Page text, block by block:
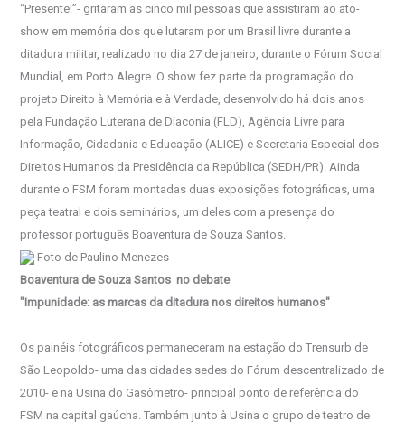
“Presente!”- gritaram as cinco mil pessoas que assistiram ao ato-
show em memória dos que lutaram por um Brasil livre durante a
ditadura militar, realizado no dia 27 de janeiro, durante o Fórum Social
Mundial, em Porto Alegre. O show fez parte da programação do
projeto Direito à Memória e à Verdade, desenvolvido há dois anos
pela Fundação Luterana de Diaconia (FLD), Agência Livre para
Informação, Cidadania e Educação (ALICE) e Secretaria Especial dos
Direitos Humanos da Presidência da República (SEDH/PR). Ainda
durante o FSM foram montadas duas exposições fotográficas, uma
peça teatral e dois seminários, um deles com a presença do
professor português Boaventura de Souza Santos.
Foto de Paulino Menezes
Boaventura de Souza Santos no debate
"Impunidade: as marcas da ditadura nos direitos humanos"
Os painéis fotográficos permaneceram na estação do Trensurb de
São Leopoldo- uma das cidades sedes do Fórum descentralizado de
2010- e na Usina do Gasômetro- principal ponto de referência do
FSM na capital gaúcha. Também junto à Usina o grupo de teatro de